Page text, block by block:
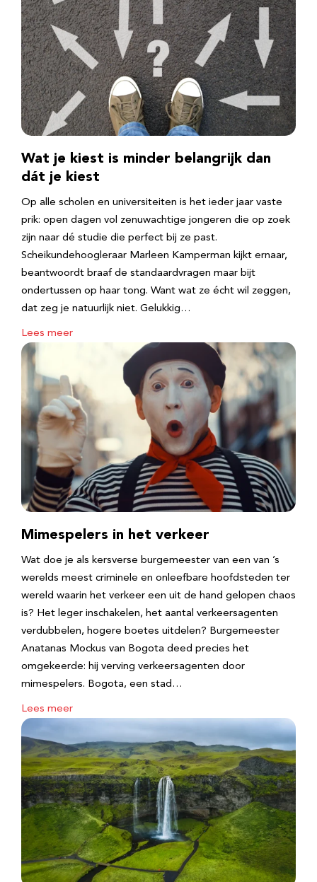
Wat je kiest is minder belangrijk dan
dát je kiest
Op alle scholen en universiteiten is het ieder jaar vaste
prik: open dagen vol zenuwachtige jongeren die op zoek
zijn naar dé studie die perfect bij ze past.
Scheikundehoogleraar Marleen Kamperman kijkt ernaar,
beantwoordt braaf de standaardvragen maar bijt
ondertussen op haar tong. Want wat ze écht wil zeggen,
dat zeg je natuurlijk niet. Gelukkig…
Lees meer
Mimespelers in het verkeer
Wat doe je als kersverse burgemeester van een van ’s
werelds meest criminele en onleefbare hoofdsteden ter
wereld waarin het verkeer een uit de hand gelopen chaos
is? Het leger inschakelen, het aantal verkeersagenten
verdubbelen, hogere boetes uitdelen? Burgemeester
Anatanas Mockus van Bogota deed precies het
omgekeerde: hij verving verkeersagenten door
mimespelers. Bogota, een stad…
Lees meer